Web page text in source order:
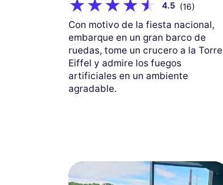
4.5 (16)
Con motivo de la fiesta nacional,
embarque en un gran barco de
ruedas, tome un crucero a la Torre
Eiffel y admire los fuegos
artificiales en un ambiente
agradable.